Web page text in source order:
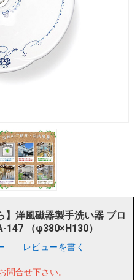
】洋風磁器製手洗い器 ブロ
147 （φ380×H130）
レビューを書く
問合せ下さい。